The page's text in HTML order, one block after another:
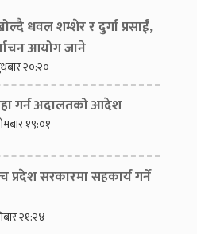
धवल शम्शेर र दुर्गा प्रसाईं,
आयोग जाने
२०:२०
गर्न अदालतको आदेश
१९:०१
प्रदेश सरकारमा सहकार्य गर्ने
२१:२४